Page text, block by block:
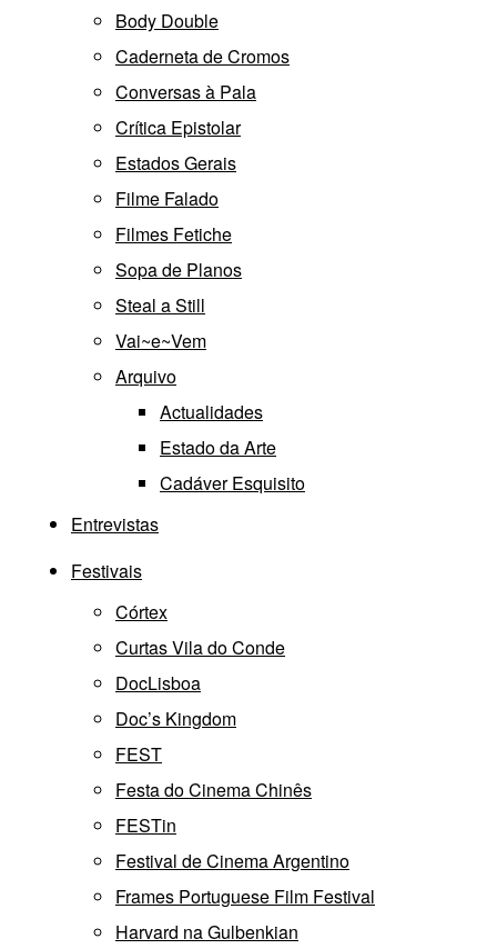
Body Double
Caderneta de Cromos
Conversas à Pala
Crítica Epistolar
Estados Gerais
Filme Falado
Filmes Fetiche
Sopa de Planos
Steal a Still
Vai~e~Vem
Arquivo
Actualidades
Estado da Arte
Cadáver Esquisito
Entrevistas
Festivais
Córtex
Curtas Vila do Conde
DocLisboa
Doc’s Kingdom
FEST
Festa do Cinema Chinês
FESTin
Festival de Cinema Argentino
Frames Portuguese Film Festival
Harvard na Gulbenkian